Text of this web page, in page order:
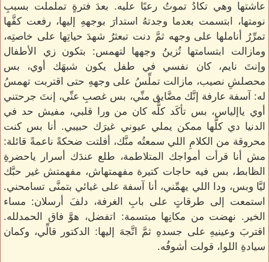
عاشتها وهي تكادُ تموتُ رعبًا عليه. بعدَ فترةٍ تململت بسببِ
نومتها، ابتسمت بعدما وجدتهُ استدارَ بوجههِ إليها، رفعت كفَّها
تمرِّرُ أناملها على وجهه ثمَّ دنت تبعثرُ شهدَ حياتِها على خاصتِه،
ومازالت ابتسامتها تُزينُ وجهها لتهمس: بتكون زي الأطفال
وإنتَ نايم، كان نفسي في طفل يكون شبهَك أوي، بس
محصلشِ نصيب، مازالت تملِّسُ على وجههِ حتى اقتربت تهمسُ
له: آسفة عارفة إنَّك مضَّايق منِّي، بس غصبِ عنِّي، إنتَ جرحتني
أوي ياإلياس، بس تأكَد كلُّه كان من ورا قلبي، مفيش حد في
الدنيا دي كلَّها ممكن يملي عيوني غيرَك حبيبي. أنا بس كنت
محروقة من الكلامِ اللي سمعتُه منَّك، أفلتت ضحكةً ناعمةً قائلة:
مش أنا قرأت أمواجك المتلاطمة، طلع عندَك أسرار ياحضرةِ
الظابط، بس فيه حاجات كتيرة مفهمتهاش، مفهمتش غير حبَّك
ليَّا وبس، ودا اللي يهمِّني، أنا آسفة على غبائي بتمنَّى تسامحني.
استمعت إلى طرقاتٍ على بابِ الغرفة، دلفَ أرسلان: مساء
الخير. نهضت من مكانِها مبتسمة: اتفضل، هوَّ فاق الحمدلله.
اقتربَ وعينيهِ على جسدهِ ثمَّ اتَّجهَ إليها: الدكتور قالِّي، وكمان
سيادةِ اللوا، قولت أشوفُه.